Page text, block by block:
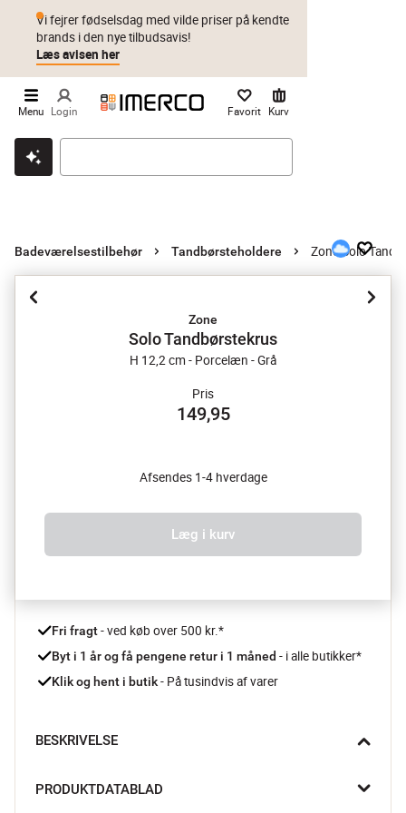
Klik & hent Byt i 1 år Prismatch
Vi fejrer fødselsdag med vilde priser på kendte
brands i den nye tilbudsavis!
Læs avisen her
Menu Login Favorit Kurv
Badeværelsestilbehør Tandbørsteholdere Zone Solo
Zone
Solo Tandbørstekrus
H 12,2 cm - Porcelæn - Grå
Pris
149,95
Afsendes 1-4 hverdage
Læg i kurv
Fri fragt - ved køb over 500 kr.*
Byt i 1 år og få pengene retur i 1 måned - i alle butikker*
Klik og hent i butik - På tusindvis af varer
BESKRIVELSE
badeværelset med rene linjer og tidløse farver –  så bliver det
PRODUKTDATABLAD